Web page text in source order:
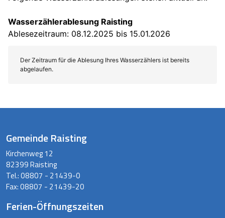
Gemeinde Raisting
Kirchenweg 12
82399 Raisting
Tel.:08807 - 21439-0
Fax:08807 - 21439-20
Ferien-Öffnungszeiten